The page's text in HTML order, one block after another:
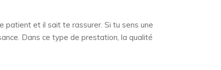
patient et il sait te rassurer. Si tu sens une
Dans ce type de prestation, la qualité